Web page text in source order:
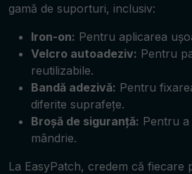
gamă de suporturi, inclusiv:
Iron-on: Pentru aplicarea
Velcro autoadeziv: Pentru
reutilizabile.
Bandă adezivă: Pentru
diferite suprafețe.
Broșă de siguranță: Pentru
mândrie.
La EasyPatch, credem că fiecare